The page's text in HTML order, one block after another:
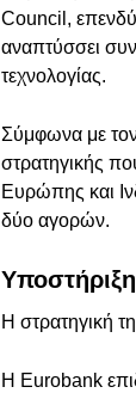
Council,
αναπτύσσει
τεχνολογίας.
Σύμφωνα με τον
στρατηγικής
Ευρώπης και
δύο αγορών.
Η στρατηγική
Η Eurobank